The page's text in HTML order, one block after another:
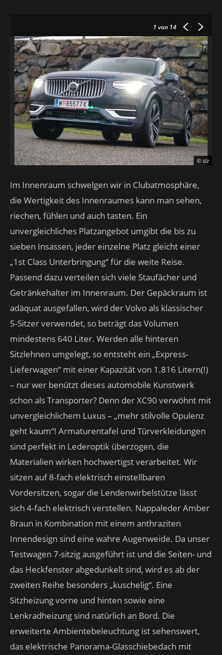
1 von 14
© slz
Im Innenraum schwelgen wir in Clubatmosphäre,
die Wertigkeit des Innenraumes kann man sehen,
riechen, fühlen und auch tasten. Ein
unvergleichliches Platzangebot umgibt die bis zu
sieben Insassen, jeder einzelne Platz gleicht einer
„1st Class Unterbringung“ für die weite Reise.
Passend dazu verteilen sich viele Staufächer und
Getränkehalter im Innenraum. Der Gepäckraum ist
adäquat ausgefallen, wird der Volvo als klassischer
5-Sitzer verwendet, so beträgt das Volumen
mindestens 640 Liter. Werden alle hinteren
Sitzlehnen umgelegt, so entsteht ein „Express-
Lieferwagen“ mit einer Kapazität von 1.816 Litern(!)
– nur wer benützt dieses automobile Kunstwerk
schon als Transporter? Denn der XC90 verwöhnt mit
unvergleichlichem Luxus – „mehr stilvolle Opulenz
geht kaum“! Armaturentafel und Türverkleidungen
sind perfekt in Lederoptik überzogen, die
Materialien wirken hochwertigst verarbeitet. Wir
sitzen auf 8-fach elektrisch einstellbaren
Vordersitzen, sogar die Lendenwirbelstütze lässt
sich 4-fach elektrisch verstellen. Nappaleder Amber
Braun in Kombination mit einem anthraziten
Innendesign sind eine wahre Augenweide. Da unser
Testwagen 7-sitzig ausgeführt ist und die Seiten- und
das Heckfenster abgedunkelt sind, wird es ab der
zweiten Reihe besonders „kuschelig“. Eine
Sitzheizung vorne und hinten sowie eine
Lenkradheizung sind natürlich an Bord. Die
erweiterte Ambientebeleuchtung ist sehenswert,
das elektrische Panorama-Glasschiebedach mit